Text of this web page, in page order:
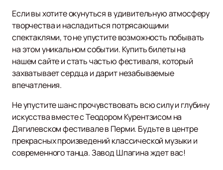
Если вы хотите окунуться в удивительную атмосферу
творчества и насладиться потрясающими
спектаклями, то не упустите возможность побывать
на этом уникальном событии. Купить билеты на
нашем сайте и стать частью фестиваля, который
захватывает сердца и дарит незабываемые
впечатления.
Не упустите шанс прочувствовать всю силу и глубину
искусства вместе с Теодором Курентзисом на
Дягилевском фестивале в Перми. Будьте в центре
прекрасных произведений классической музыки и
современного танца. Завод Шпагина ждет вас!